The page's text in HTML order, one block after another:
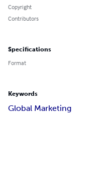
Copyright
Contributors
Specifications
Format
Keywords
Global Marketing